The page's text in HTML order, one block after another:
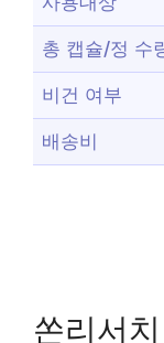
총 캡슐/정 수
비건 여부
배송비
쏜리서